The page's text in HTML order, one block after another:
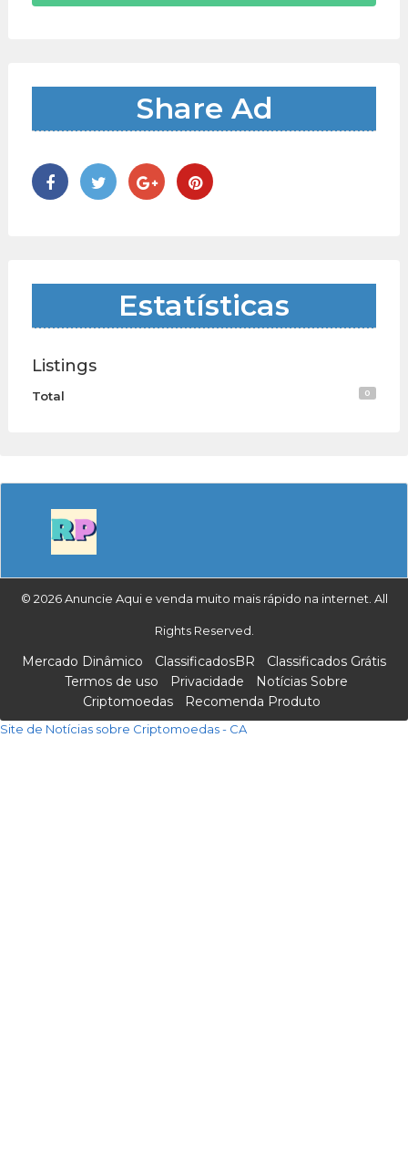
Share Ad
Estatísticas
Listings
Total 0
© 2026 Anuncie Aqui e venda muito mais rápido na internet. All
Rights Reserved.
Mercado Dinâmico ClassificadosBR
Classificados Grátis
Termos de uso
Privacidade
Notícias Sobre
Criptomoedas
Recomenda Produto
Site de Notícias sobre Criptomoedas - CA